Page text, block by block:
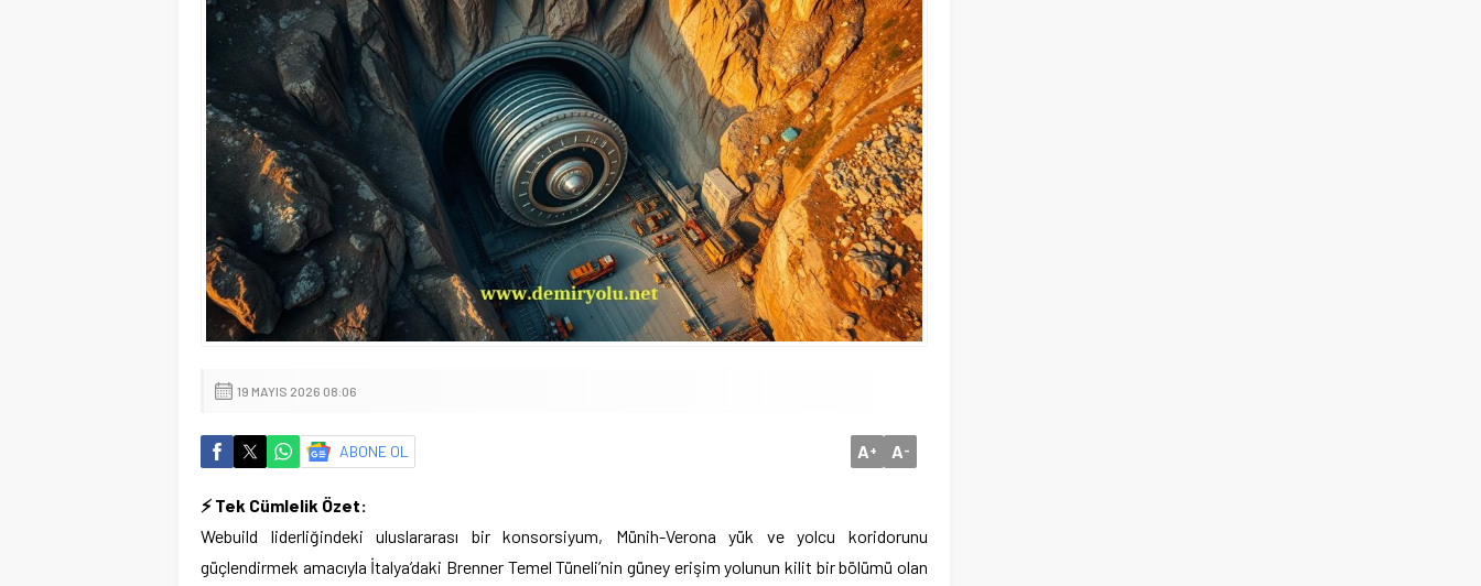
19 MAYIS 2026 08:06
ABONE OL A+ A-
⚡ Tek Cümlelik Özet:
Webuild liderliğindeki uluslararası bir konsorsiyum, Münih-Verona yük ve yolcu koridorunu
güçlendirmek amacıyla İtalya’daki Brenner Temel Tüneli’nin güney erişim yolunun kilit bir bölümü olan